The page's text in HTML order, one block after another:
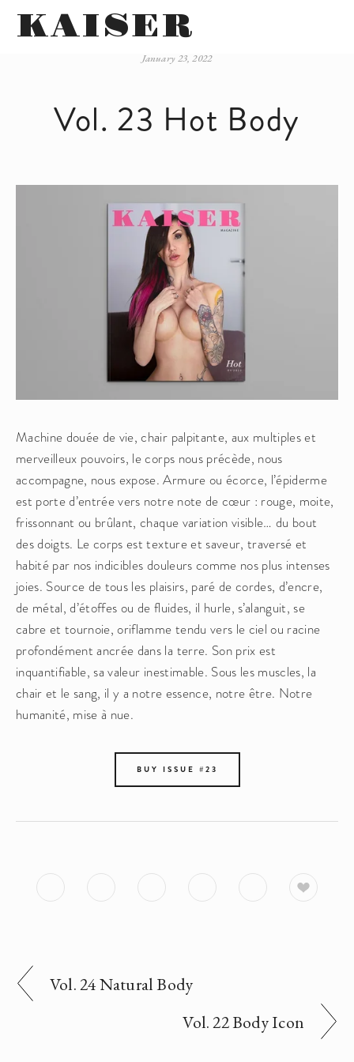
KAISER
Vol. 23 Hot Body
Machine douée de vie, chair palpitante, aux multiples et
merveilleux pouvoirs, le corps nous précède, nous
accompagne, nous expose. Armure ou écorce, l’épiderme
est porte d’entrée vers notre note de cœur : rouge, moite,
frissonnant ou brûlant, chaque variation visible… du bout
des doigts. Le corps est texture et saveur, traversé et
habité par nos indicibles douleurs comme nos plus intenses
joies. Source de tous les plaisirs, paré de cordes, d’encre,
de métal, d’étoffes ou de fluides, il hurle, s’alanguit, se
cabre et tournoie, oriflamme tendu vers le ciel ou racine
profondément ancrée dans la terre. Son prix est
inquantifiable, sa valeur inestimable. Sous les muscles, la
chair et le sang, il y a notre essence, notre être. Notre
humanité, mise à nue.
BUY ISSUE #23
January 23, 2022
Vol. 24 Natural Body
Vol. 22 Body Icon